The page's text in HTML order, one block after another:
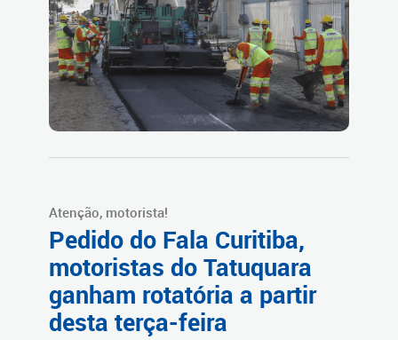
Atenção, motorista!
Pedido do Fala Curitiba,
motoristas do Tatuquara
ganham rotatória a partir
desta terça-feira